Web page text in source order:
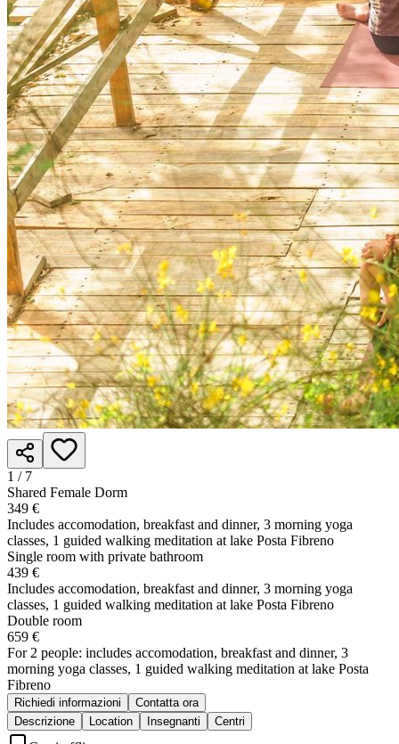
1 / 7
Shared Female Dorm
349 €
Includes accomodation, breakfast and dinner, 3 morning yoga
classes, 1 guided walking meditation at lake Posta Fibreno
Single room with private bathroom
439 €
Includes accomodation, breakfast and dinner, 3 morning yoga
classes, 1 guided walking meditation at lake Posta Fibreno
Double room
659 €
For 2 people: includes accomodation, breakfast and dinner, 3
morning yoga classes, 1 guided walking meditation at lake Posta
Fibreno
Richiedi informazioni
Contatta ora
Descrizione
Location Insegnanti Centri